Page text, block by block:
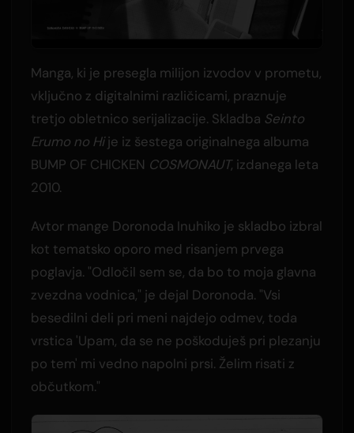
Manga, ki je presegla milijon izvodov v prometu,
vključno z digitalnimi različicami, praznuje
tretjo obletnico serijalizacije. Skladba Seinto
Erumo no Hije iz šestega originalnega albuma
BUMP OF CHICKEN COSMONAUT, izdanega leta
2010.
Avtor mange Doronoda Inuhiko je skladbo izbral
kot tematsko oporo med risanjem prvega
poglavja. "Odločil sem se, da bo to moja glavna
zvezdna vodnica," je dejal Doronoda. "Vsi
besedilni deli pri meni najdejo odmev, toda
vrstica 'Upam, da se ne poškoduješ pri plezanju
po tem' mi vedno napolni prsi. Želim risati z
občutkom."